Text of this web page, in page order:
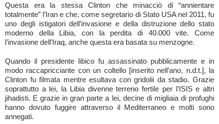
Questa era la stessa Clinton che minacciò di “annientare
totalmente” l’Iran e che, come segretario di Stato USA nel 2011, fu
uno degli istigatori dell’invasione e della distruzione dello stato
moderno della Libia, con la perdita di 40.000 vite. Come
l’invasione dell’Iraq, anche questa era basata su menzogne.
Quando il presidente libico fu assassinato pubblicamente e in
modo raccapricciante con un coltello [inserito nell’ano, n.d.t.], la
Clinton fu filmata mentre esultava con gridolii da stadio. Grazie
soprattutto a lei, la Libia divenne terreno fertile per l’ISIS e altri
jihadisti. E grazie in gran parte a lei, decine di migliaia di profughi
hanno dovuto fuggire attraverso il Mediterraneo e molti sono
annegati.